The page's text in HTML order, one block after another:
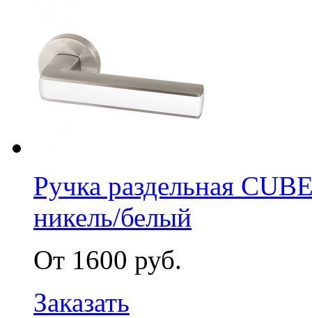
Ручка раздельная
никель/белый
От 1600 руб.
Заказать